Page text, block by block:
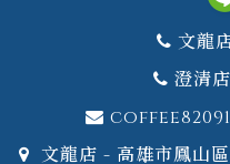
文龍
澄清
文龍店 - 高雄市鳳山